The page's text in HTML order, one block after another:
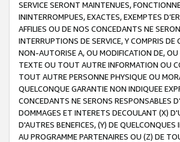
SERVICE SERONT MAINTENUES,
ININTERROMPUES, EXACTES, EXEMPTES
AFFILIES OU DE NOS CONCEDANTS NE
INTERRUPTIONS DE SERVICE, Y COMPRIS
NON-AUTORISE A, OU MODIFICATION DE,
TEXTE OU TOUT AUTRE INFORMATION OU
TOUT AUTRE PERSONNE PHYSIQUE OU
QUELCONQUE GARANTIE NON INDIQUEE
CONCEDANTS NE SERONS RESPONSABLES
DOMMAGES ET INTERETS DECOULANT (X)
D'AUTRES BENEFICES, (Y) DE
AU PROGRAMME PARTENAIRES OU (Z) DE